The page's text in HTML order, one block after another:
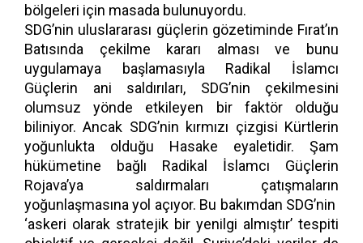
bölgeleri için masada bulunuyordu.
SDG’nin uluslararası güçlerin gözetiminde Fırat’ın
Batısında çekilme kararı alması ve bunu
uygulamaya başlamasıyla Radikal İslamcı
Güçlerin ani saldırıları, SDG’nin çekilmesini
olumsuz yönde etkileyen bir faktör olduğu
biliniyor. Ancak SDG’nin kırmızı çizgisi Kürtlerin
yoğunlukta olduğu Hasake eyaletidir. Şam
hükümetine bağlı Radikal İslamcı Güçlerin
Rojava’ya saldırmaları çatışmaların
yoğunlaşmasına yol açıyor. Bu bakımdan SDG’nin
‘askeri olarak stratejik bir yenilgi almıştır’ tespiti